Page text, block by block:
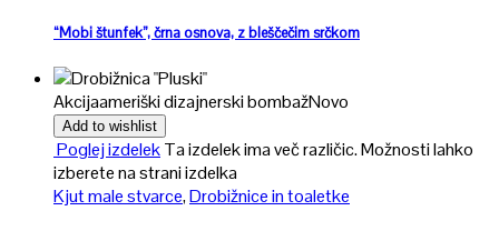
“Mobi štunfek”, črna osnova, z bleščečim srčkom
Akcijaameriški dizajnerski bombažNovo
Add to wishlist
Poglej izdelekTa izdelek ima več različic. Možnosti lahko
izberete na strani izdelka
Kjut male stvarce,Drobižnice in toaletke